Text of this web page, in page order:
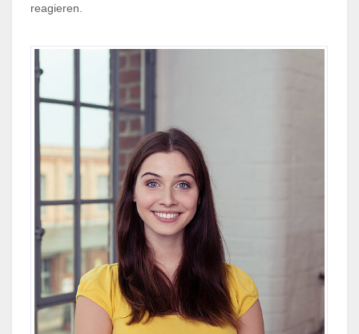
reagieren.